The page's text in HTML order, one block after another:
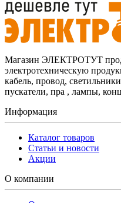
Магазин ЭЛЕКТРОТУТ
электротехническую
кабель, провод,
пускатели, пра , лампы,
Информация
Каталог товаров
Статьи и новости
Акции
О компании